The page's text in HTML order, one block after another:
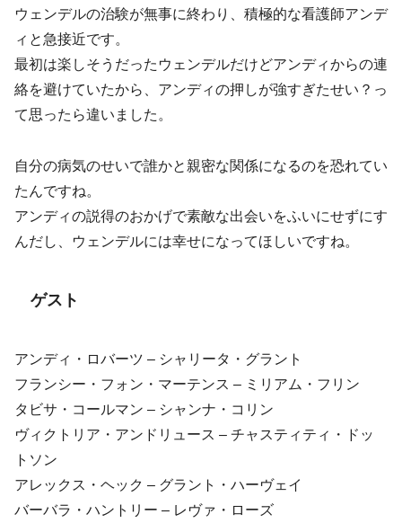
ウェンデルの治験が無事に終わり、積極的な看護師アンデ
ィと急接近です。
最初は楽しそうだったウェンデルだけどアンディからの連
絡を避けていたから、アンディの押しが強すぎたせい？っ
て思ったら違いました。
自分の病気のせいで誰かと親密な関係になるのを恐れてい
たんですね。
アンディの説得のおかげで素敵な出会いをふいにせずにす
んだし、ウェンデルには幸せになってほしいですね。
ゲスト
アンディ・ロバーツ – シャリータ・グラント
フランシー・フォン・マーテンス – ミリアム・フリン
タビサ・コールマン – シャンナ・コリン
ヴィクトリア・アンドリュース – チャスティティ・ドッ
トソン
アレックス・ヘック – グラント・ハーヴェイ
バーバラ・ハントリー – レヴァ・ローズ